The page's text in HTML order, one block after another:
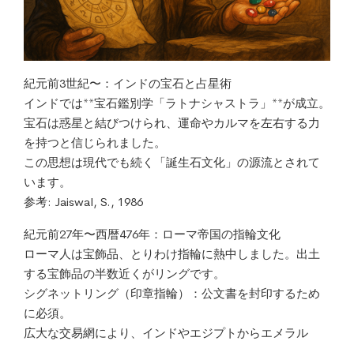
紀元前3世紀〜：インドの宝石と占星術
インドでは**宝石鑑別学「ラトナシャストラ」**が成立。
宝石は惑星と結びつけられ、運命やカルマを左右する力
を持つと信じられました。
この思想は現代でも続く「誕生石文化」の源流とされて
います。
参考: Jaiswal, S., 1986
紀元前27年〜西暦476年：ローマ帝国の指輪文化
ローマ人は宝飾品、とりわけ指輪に熱中しました。出土
する宝飾品の半数近くがリングです。
シグネットリング（印章指輪）：公文書を封印するため
に必須。
広大な交易網により、インドやエジプトからエメラル